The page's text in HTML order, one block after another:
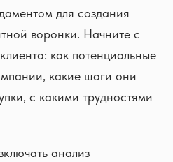
для создания
воронки. Начните с
как потенциальные
какие шаги они
с какими трудностями
анализ